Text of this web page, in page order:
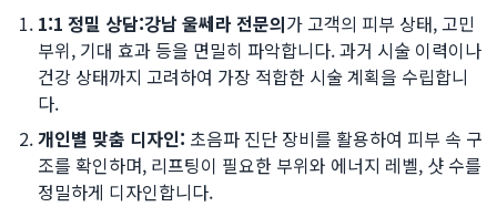
1:1 정밀 상담:강남 울쎄라 전문의가 고객의 피부 상태, 고민
부위, 기대 효과 등을 면밀히 파악합니다. 과거 시술 이력이나
건강 상태까지 고려하여 가장 적합한 시술 계획을 수립합니
다.
개인별 맞춤 디자인: 초음파 진단 장비를 활용하여 피부 속 구
조를 확인하며, 리프팅이 필요한 부위와 에너지 레벨, 샷 수를
정밀하게 디자인합니다.